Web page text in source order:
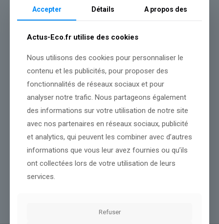
le Congrès appelle au retrait des forces armées américaines, un
Accepter Détails A propos des
Actus-Eco.fr utilise des cookies
Nous utilisons des cookies pour personnaliser le
contenu et les publicités, pour proposer des
fonctionnalités de réseaux sociaux et pour
analyser notre trafic. Nous partageons également
des informations sur votre utilisation de notre site
avec nos partenaires en réseaux sociaux, publicité
et analytics, qui peuvent les combiner avec d’autres
informations que vous leur avez fournies ou qu’ils
ont collectées lors de votre utilisation de leurs
services.
Refuser